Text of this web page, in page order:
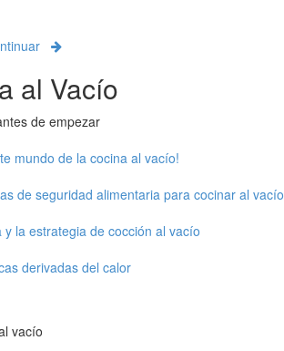
al Vacío
de empezar
mundo de la cocina al vacío!
de seguridad alimentaria para cocinar al vacío
la estrategia de cocción al vacío
derivadas del calor
vacío